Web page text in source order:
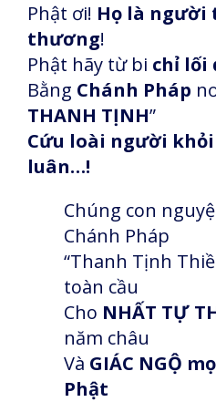
Phật ơi! Họ là người
thương!
Phật hãy từ bi chỉ lối
Bằng Chánh Pháp
THANH TỊNH”
Cứu loài người
luân…!
Chúng con
Chánh Pháp
“Thanh Tịnh
toàn cầu
Cho NHẤT TỰ
năm châu
Và GIÁC NGỘ
Phật